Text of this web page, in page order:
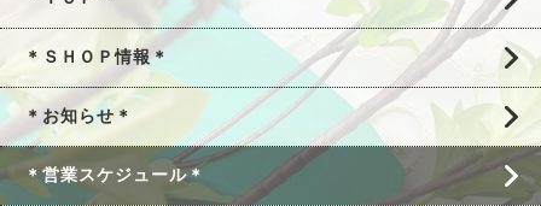
＊ＳＨＯＰ情報＊
＊お知らせ＊
＊営業スケジュール＊